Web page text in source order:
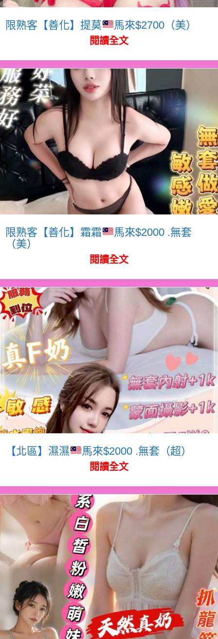
限熟客【善化】提莫 馬來$2700（美）
閱讀全文
限熟客【善化】霜霜
馬來$2000 .無套
（美）
閱讀全文
【北區】濕濕 馬來$2000 .無套（超）
閱讀全文